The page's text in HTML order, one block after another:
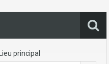
Lieu principal